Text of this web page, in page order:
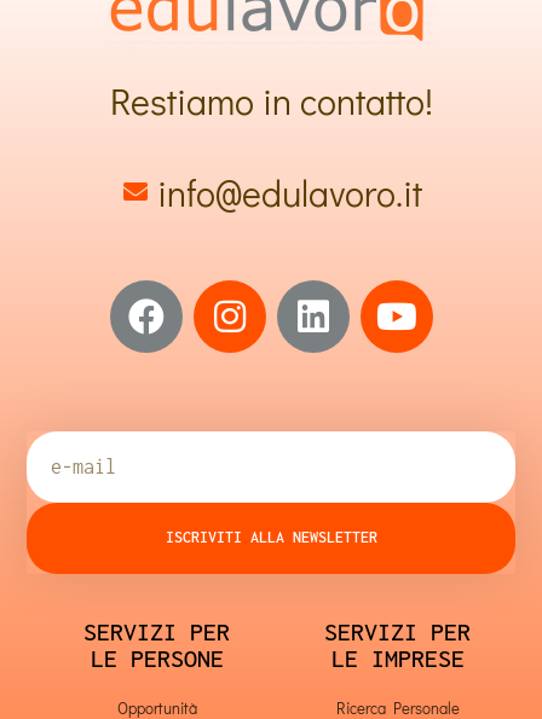
Restiamo in contatto!
info@edulavoro.it
ISCRIVITI ALLA NEWSLETTER
SERVIZI PER
LE PERSONE
Opportunità
SERVIZI PER
LE IMPRESE
Ricerca Personale